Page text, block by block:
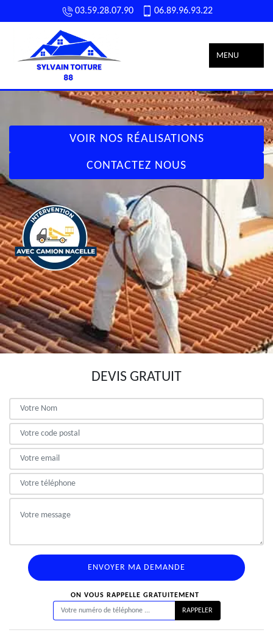
03.59.28.07.90 06.89.96.93.22
MENU
VOIR NOS RÉALISATIONS
CONTACTEZ NOUS
DEVIS GRATUIT
ON VOUS RAPPELLE GRATUITEMENT